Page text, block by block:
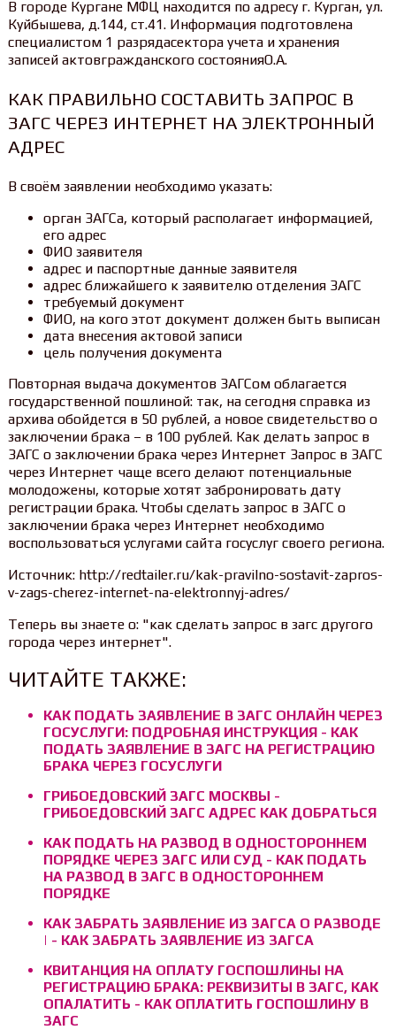
В городе Кургане МФЦ находится по адресу г. Курган, ул.
Куйбышева, д.144, ст.41. Информация подготовлена
специалистом 1 разрядасектора учета и хранения
записей актовгражданского состоянияО.А.
КАК ПРАВИЛЬНО СОСТАВИТЬ ЗАПРОС В
ЗАГС ЧЕРЕЗ ИНТЕРНЕТ НА ЭЛЕКТРОННЫЙ
АДРЕС
В своём заявлении необходимо указать:
орган ЗАГСа, который располагает информацией,
его адрес
ФИО заявителя
адрес и паспортные данные заявителя
адрес ближайшего к заявителю отделения ЗАГС
требуемый документ
ФИО, на кого этот документ должен быть выписан
дата внесения актовой записи
цель получения документа
Повторная выдача документов ЗАГСом облагается
государственной пошлиной: так, на сегодня справка из
архива обойдется в 50 рублей, а новое свидетельство о
заключении брака – в 100 рублей. Как делать запрос в
ЗАГС о заключении брака через Интернет Запрос в ЗАГС
через Интернет чаще всего делают потенциальные
молодожены, которые хотят забронировать дату
регистрации брака. Чтобы сделать запрос в ЗАГС о
заключении брака через Интернет необходимо
воспользоваться услугами сайта госуслуг своего региона.
Источник: http://redtailer.ru/kak-pravilno-sostavit-zapros-
v-zags-cherez-internet-na-elektronnyj-adres/
Теперь вы знаете о: "как сделать запрос в загс другого
города через интернет".
ЧИТАЙТЕ ТАКЖЕ:
КАК ПОДАТЬ ЗАЯВЛЕНИЕ В ЗАГС ОНЛАЙН ЧЕРЕЗ
ГОСУСЛУГИ: ПОДРОБНАЯ ИНСТРУКЦИЯ - КАК
ПОДАТЬ ЗАЯВЛЕНИЕ В ЗАГС НА РЕГИСТРАЦИЮ
БРАКА ЧЕРЕЗ ГОСУСЛУГИ
ГРИБОЕДОВСКИЙ ЗАГС МОСКВЫ -
ГРИБОЕДОВСКИЙ ЗАГС АДРЕС КАК ДОБРАТЬСЯ
КАК ПОДАТЬ НА РАЗВОД В ОДНОСТОРОННЕМ
ПОРЯДКЕ ЧЕРЕЗ ЗАГС ИЛИ СУД - КАК ПОДАТЬ
НА РАЗВОД В ЗАГС В ОДНОСТОРОННЕМ
ПОРЯДКЕ
КАК ЗАБРАТЬ ЗАЯВЛЕНИЕ ИЗ ЗАГСА О РАЗВОДЕ
| - КАК ЗАБРАТЬ ЗАЯВЛЕНИЕ ИЗ ЗАГСА
КВИТАНЦИЯ НА ОПЛАТУ ГОСПОШЛИНЫ НА
РЕГИСТРАЦИЮ БРАКА: РЕКВИЗИТЫ В ЗАГС, КАК
ОПАЛАТИТЬ - КАК ОПЛАТИТЬ ГОСПОШЛИНУ В
ЗАГС